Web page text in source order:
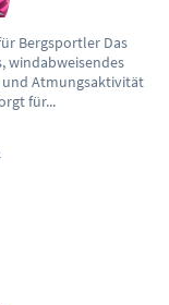
Bergsportler Das
windabweisendes
Atmungsaktivität
für...